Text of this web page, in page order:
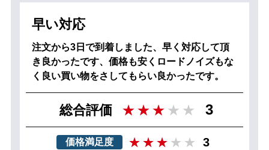
早い対応
注文から3日で到着しました、早く対応して頂
き良かったです、価格も安くロードノイズもな
く良い買い物をさしてもらい良かったです。
総合評価 3
価格満足度 3